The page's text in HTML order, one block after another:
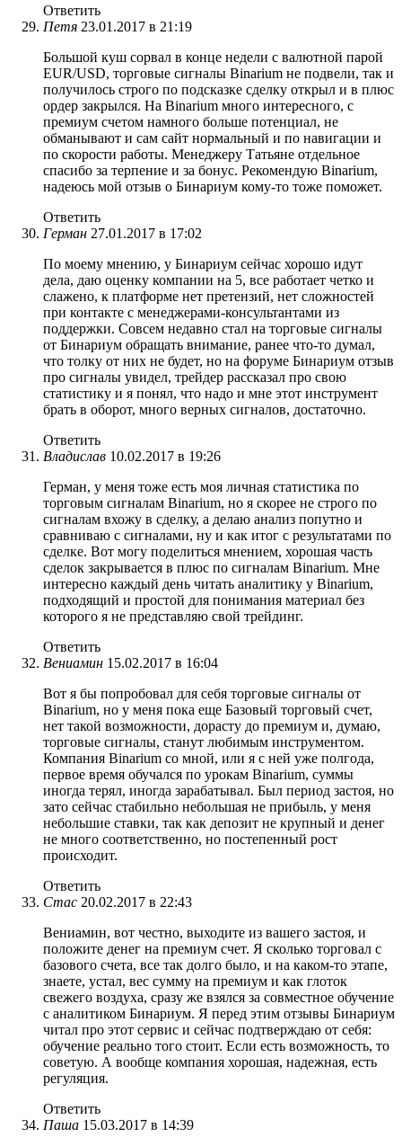
Ответить
Петя 23.01.2017 в 21:19
Большой куш сорвал в конце недели с валютной парой
EUR/USD, торговые сигналы Binarium не подвели, так и
получилось строго по подсказке сделку открыл и в плюс
ордер закрылся. На Binarium много интересного, с
премиум счетом намного больше потенциал, не
обманывают и сам сайт нормальный и по навигации и
по скорости работы. Менеджеру Татьяне отдельное
спасибо за терпение и за бонус. Рекомендую Binarium,
надеюсь мой отзыв о Бинариум кому-то тоже поможет.
Ответить
Герман 27.01.2017 в 17:02
По моему мнению, у Бинариум сейчас хорошо идут
дела, даю оценку компании на 5, все работает четко и
слажено, к платформе нет претензий, нет сложностей
при контакте с менеджерами-консультантами из
поддержки. Совсем недавно стал на торговые сигналы
от Бинариум обращать внимание, ранее что-то думал,
что толку от них не будет, но на форуме Бинариум отзыв
про сигналы увидел, трейдер рассказал про свою
статистику и я понял, что надо и мне этот инструмент
брать в оборот, много верных сигналов, достаточно.
Ответить
Владислав 10.02.2017 в 19:26
Герман, у меня тоже есть моя личная статистика по
торговым сигналам Binarium, но я скорее не строго по
сигналам вхожу в сделку, а делаю анализ попутно и
сравниваю с сигналами, ну и как итог с результатами по
сделке. Вот могу поделиться мнением, хорошая часть
сделок закрывается в плюс по сигналам Binarium. Мне
интересно каждый день читать аналитику у Binarium,
подходящий и простой для понимания материал без
которого я не представляю свой трейдинг.
Ответить
Вениамин 15.02.2017 в 16:04
Вот я бы попробовал для себя торговые сигналы от
Binarium, но у меня пока еще Базовый торговый счет,
нет такой возможности, дорасту до премиум и, думаю,
торговые сигналы, станут любимым инструментом.
Компания Binarium со мной, или я с ней уже полгода,
первое время обучался по урокам Binarium, суммы
иногда терял, иногда зарабатывал. Был период застоя, но
зато сейчас стабильно небольшая не прибыль, у меня
небольшие ставки, так как депозит не крупный и денег
не много соответственно, но постепенный рост
происходит.
Ответить
Стас 20.02.2017 в 22:43
Вениамин, вот честно, выходите из вашего застоя, и
положите денег на премиум счет. Я сколько торговал с
базового счета, все так долго было, и на каком-то этапе,
знаете, устал, вес сумму на премиум и как глоток
свежего воздуха, сразу же взялся за совместное обучение
с аналитиком Бинариум. Я перед этим отзывы Бинариум
читал про этот сервис и сейчас подтверждаю от себя:
обучение реально того стоит. Если есть возможность, то
советую. А вообще компания хорошая, надежная, есть
регуляция.
Ответить
Паша 15.03.2017 в 14:39